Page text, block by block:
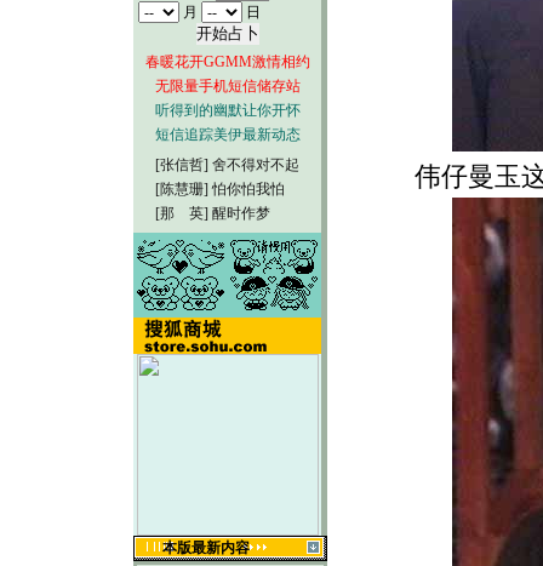
月
日
春暖花开GGMM激情相约
无限量手机短信储存站
听得到的幽默让你开怀
短信追踪美伊最新动态
[张信哲] 舍不得对不起
[陈慧珊] 怕你怕我怕
[那 英] 醒时作梦
本版最新内容
伟仔曼玉